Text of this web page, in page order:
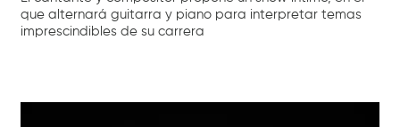
que alternará guitarra y piano para interpretar temas
imprescindibles de su carrera